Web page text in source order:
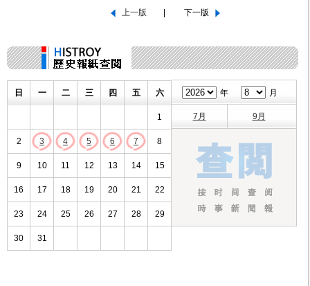
日 一 二 三 四 五 六
1
2 3 4 5 6 7 8
9 10 11 12 13 14 15
16 17 18 19 20 21 22
23 24 25 26 27 28 29
30 31
年 月
7月 9月